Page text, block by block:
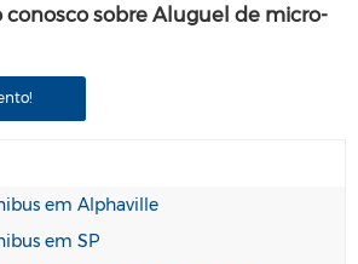
sobre Aluguel de micro-
em Alphaville
em SP